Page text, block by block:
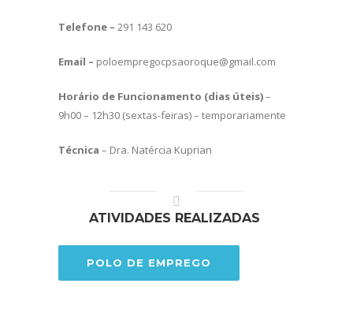
Telefone – 291 143 620
Email – poloempregocpsaoroque@gmail.com
Horário de Funcionamento (dias úteis)–
9h00 – 12h30 (sextas-feiras) – temporariamente
Técnica – Dra. Natércia Kuprian
ATIVIDADES REALIZADAS
POLO DE EMPREGO